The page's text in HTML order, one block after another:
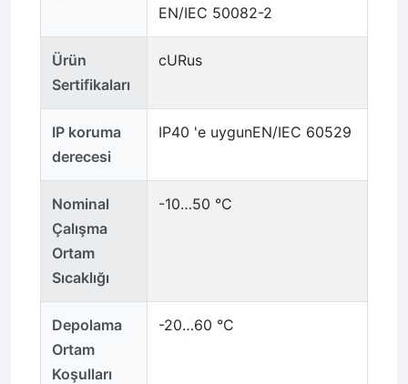
EN/IEC 50082-2
Ürün
Sertifikaları
cURus
IP koruma
derecesi
IP40 'e uygunEN/IEC 60529
Nominal
Çalışma
Ortam
Sıcaklığı
-10…50 °C
Depolama
Ortam
Koşulları
-20…60 °C